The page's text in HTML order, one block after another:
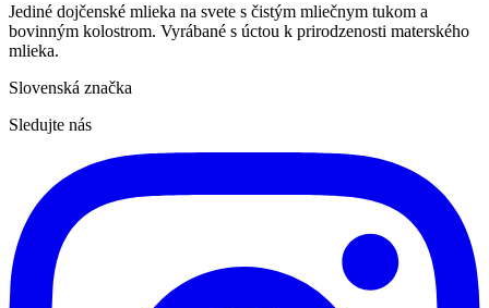
Jediné dojčenské mlieka na svete s čistým mliečnym tukom a
bovinným kolostrom. Vyrábané s úctou k prirodzenosti materského
mlieka.
Slovenská značka
Sledujte nás